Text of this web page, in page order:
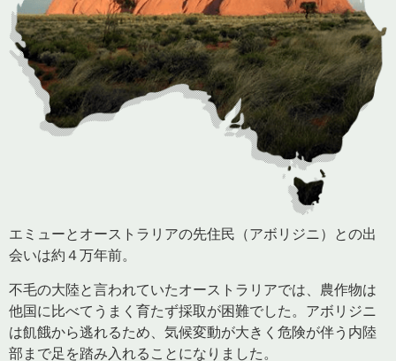
エミューとオーストラリアの先住民（アボリジニ）との出
会いは約４万年前。
不毛の大陸と言われていたオーストラリアでは、農作物は
他国に比べてうまく育たず採取が困難でした。アボリジニ
は飢餓から逃れるため、気候変動が大きく危険が伴う内陸
部まで足を踏み入れることになりました。